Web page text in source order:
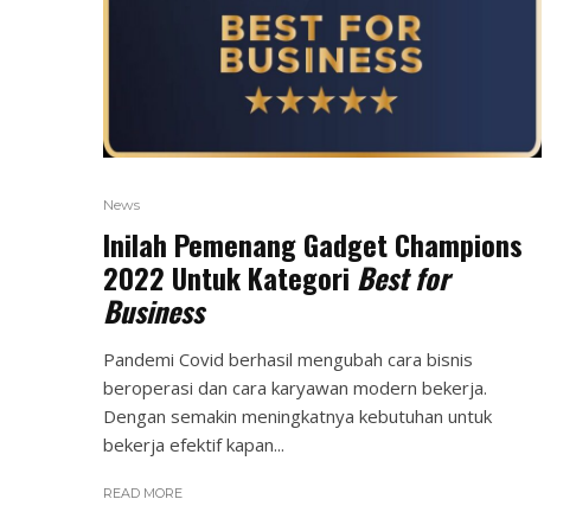
News
Inilah Pemenang Gadget Champions
2022 Untuk Kategori Best for
Business
Pandemi Covid berhasil mengubah cara bisnis
beroperasi dan cara karyawan modern bekerja.
Dengan semakin meningkatnya kebutuhan untuk
bekerja efektif kapan...
READ MORE